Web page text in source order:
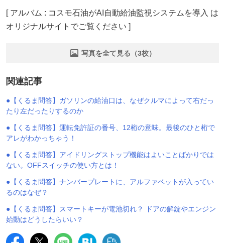
[ アルバム : コスモ石油がAI自動給油監視システムを導入 は
オリジナルサイトでご覧ください ]
写真を全て見る（3枚）
関連記事
●【くるま問答】ガソリンの給油口は、なぜクルマによって右だっ
たり左だったりするのか
●【くるま問答】運転免許証の番号、12桁の意味。最後のひと桁で
アレがわかっちゃう！
●【くるま問答】アイドリングストップ機能はよいことばかりでは
ない。OFFスイッチの使い方とは！
●【くるま問答】ナンバープレートに、アルファベットが入ってい
るのはなぜ？
●【くるま問答】スマートキーが電池切れ？ ドアの解錠やエンジン
始動はどうしたらいい？